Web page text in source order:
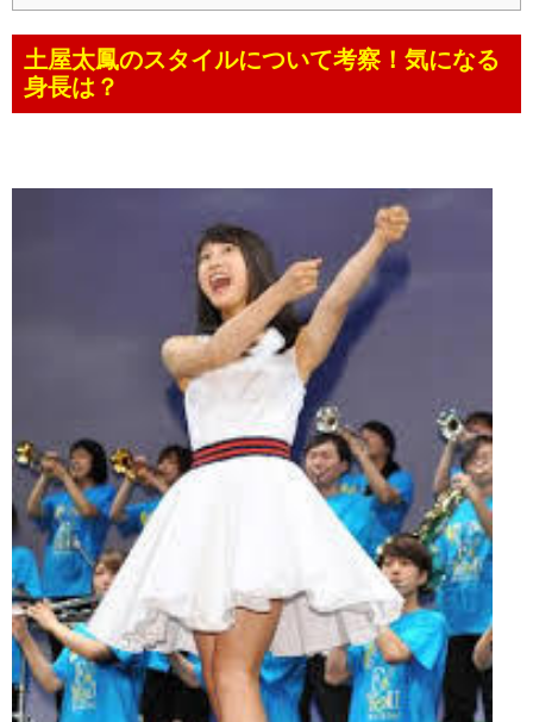
土屋太鳳のスタイルについて考察！気になる
身長は？